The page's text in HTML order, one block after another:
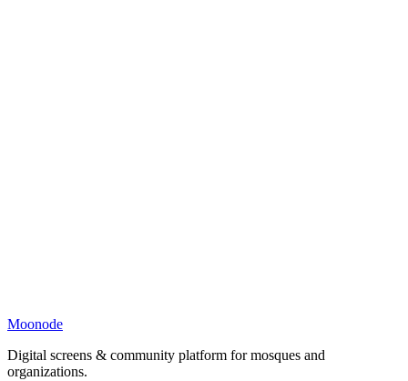
Moonode
Digital screens & community platform for mosques and
organizations.